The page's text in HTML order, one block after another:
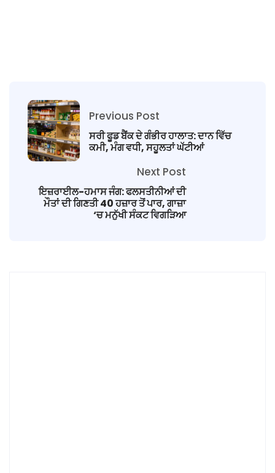
Previous Post
ਸਰੀ ਫੂਡ ਬੈਂਕ ਦੇ ਗੰਭੀਰ ਹਾਲਾਤ: ਦਾਨ ਵਿੱਚ
ਕਮੀ, ਮੰਗ ਵਧੀ, ਸਹੂਲਤਾਂ ਘੱਟੀਆਂ
Next Post
ਇਜ਼ਰਾਈਲ-ਹਮਾਸ ਜੰਗ: ਫਲਸਤੀਨੀਆਂ ਦੀ
ਮੌਤਾਂ ਦੀ ਗਿਣਤੀ 40 ਹਜ਼ਾਰ ਤੋਂ ਪਾਰ, ਗਾਜ਼ਾ
‘ਚ ਮਨੁੱਖੀ ਸੰਕਟ ਵਿਗੜਿਆ